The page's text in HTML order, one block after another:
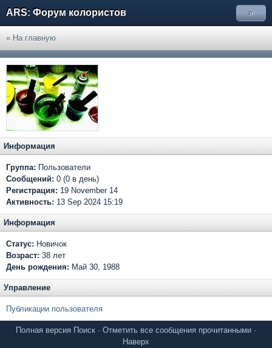
ARS: Форум колористов »
« На главную
Информация
Группа: Пользователи
Сообщений: 0 (0 в день)
Регистрация: 19 November 14
Активность: 13 Sep 2024 15:19
Информация
Статус: Новичок
Возраст: 38 лет
День рождения: Май 30, 1988
Управление
Публикации пользователя
Полная версия Поиск · Отметить все сообщения прочитанными ·
Наверх